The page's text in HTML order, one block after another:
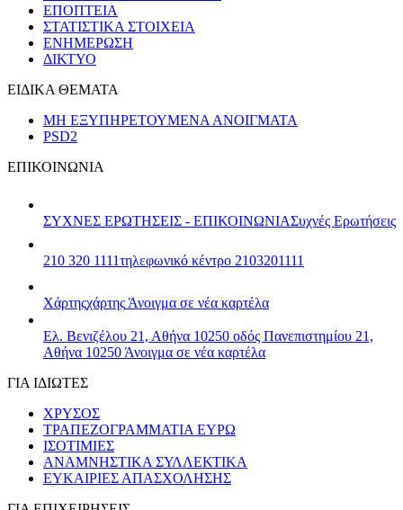
ΕΠΟΠΤΕΙΑ
ΣΤΑΤΙΣΤΙΚΑ ΣΤΟΙΧΕΙΑ
ΕΝΗΜΕΡΩΣΗ
ΔΙΚΤΥΟ
ΕΙΔΙΚΑ ΘΕΜΑΤΑ
ΜΗ ΕΞΥΠΗΡΕΤΟΥΜΕΝΑ ΑΝΟΙΓΜΑΤΑ
PSD2
ΕΠΙΚΟΙΝΩΝΙΑ
ΣΥΧΝΕΣ ΕΡΩΤΗΣΕΙΣ - ΕΠΙΚΟΙΝΩΝΙΑΣυχνές Ερωτήσεις
210 320 1111τηλεφωνικό κέντρο 2103201111
Χάρτηςχάρτης Άνοιγμα σε νέα καρτέλα
Ελ. Βενιζέλου 21, Αθήνα 10250 οδός Πανεπιστημίου 21,
Αθήνα 10250 Άνοιγμα σε νέα καρτέλα
ΓΙΑ ΙΔΙΩΤΕΣ
ΧΡΥΣΟΣ
ΤΡΑΠΕΖΟΓΡΑΜΜΑΤΙΑ ΕΥΡΩ
ΙΣΟΤΙΜΙΕΣ
ΑΝΑΜΝΗΣΤΙΚΑ ΣΥΛΛΕΚΤΙΚΑ
ΕΥΚΑΙΡΙΕΣ ΑΠΑΣΧΟΛΗΣΗΣ